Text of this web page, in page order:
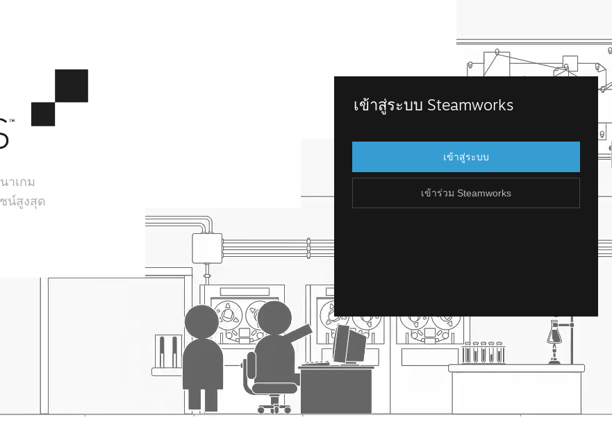
าเกม
น์สูงสุด
เข้าสู่ระบบ Steamworks
เข้าสู่ระบบ
เข้าร่วม Steamworks
เข้าร่วม Steamworks
Steam ที่คุณมีอยู่แล้ว แต่ถ้าคุณไม่มีบัญชี
Steam น่ะหรือ? คุณสามารถสร้างได้ไม่ยาก